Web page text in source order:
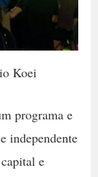
Koei
programa e
independente
e